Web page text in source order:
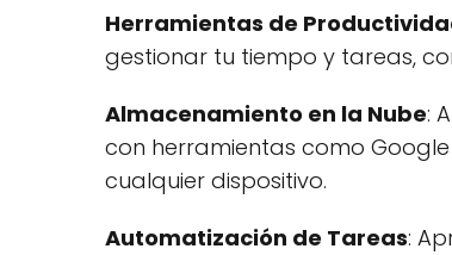
Herramientas de
gestionar tu tiempo y tareas,
Almacenamiento en la Nube:
con herramientas como
cualquier dispositivo.
Automatización de Tareas: